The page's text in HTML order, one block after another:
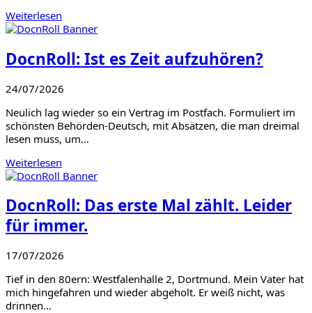
Weiterlesen
DocnRoll: Ist es Zeit aufzuhören?
24/07/2026
Neulich lag wieder so ein Vertrag im Postfach. Formuliert im
schönsten Behörden-Deutsch, mit Absätzen, die man dreimal
lesen muss, um…
Weiterlesen
DocnRoll: Das erste Mal zählt. Leider
für immer.
17/07/2026
Tief in den 80ern: Westfalenhalle 2, Dortmund. Mein Vater hat
mich hingefahren und wieder abgeholt. Er weiß nicht, was
drinnen…